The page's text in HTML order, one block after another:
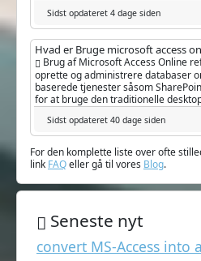
Sidst opdateret 4 dage siden
Hvad er Bruge microsoft access
Brug af Microsoft Access Online
oprette og administrere databaser
baserede tjenester såsom
for at bruge den traditionelle
Sidst opdateret 40 dage siden
For den komplette liste over ofte
link FAQeller gå til vores Blog.
Seneste nyt
convert MS-Access into